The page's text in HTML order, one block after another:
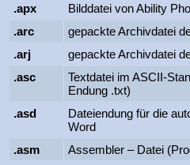
.apx
Bilddatei von Ability
.arc
gepackte Archivdatei
.arj
gepackte Archivdatei
.asc
Textdatei im ASCII-
Endung .txt)
.asd
Dateiendung für die
Word
.asm
Assembler – Datei